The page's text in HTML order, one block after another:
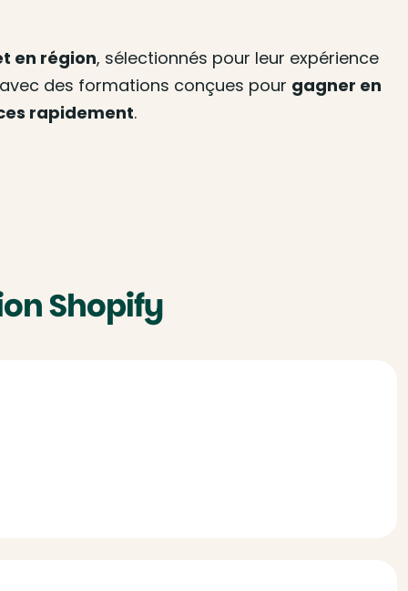
en région, sélectionnés pour leur expérience
des formations conçues pour gagner en
rapidement.
Shopify